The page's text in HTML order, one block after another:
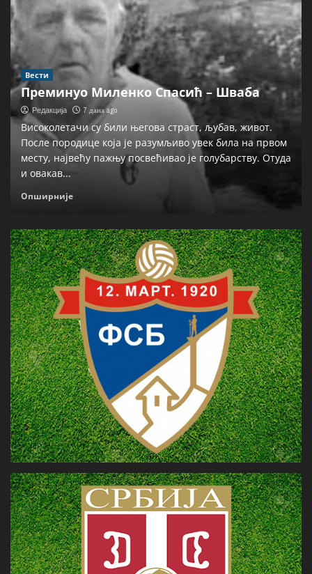
Вести
Преминуо Миленко Спасић – Шваба
Редакција 7 дана ago
Високолетачи су били његова страст, љубав, живот.
После породице која је разумљиво увек била на првом
месту, највећу пажњу посвећивао је голубарству. Отуда
и овакав...
Опширније